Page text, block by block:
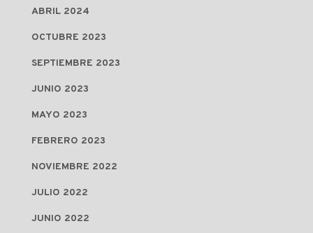
ABRIL 2024
OCTUBRE 2023
SEPTIEMBRE 2023
JUNIO 2023
MAYO 2023
FEBRERO 2023
NOVIEMBRE 2022
JULIO 2022
JUNIO 2022